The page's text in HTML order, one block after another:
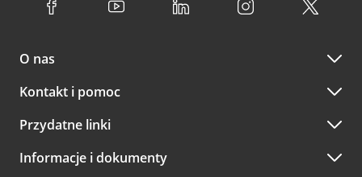
O nas
Kontakt i pomoc
Przydatne linki
Informacje i dokumenty